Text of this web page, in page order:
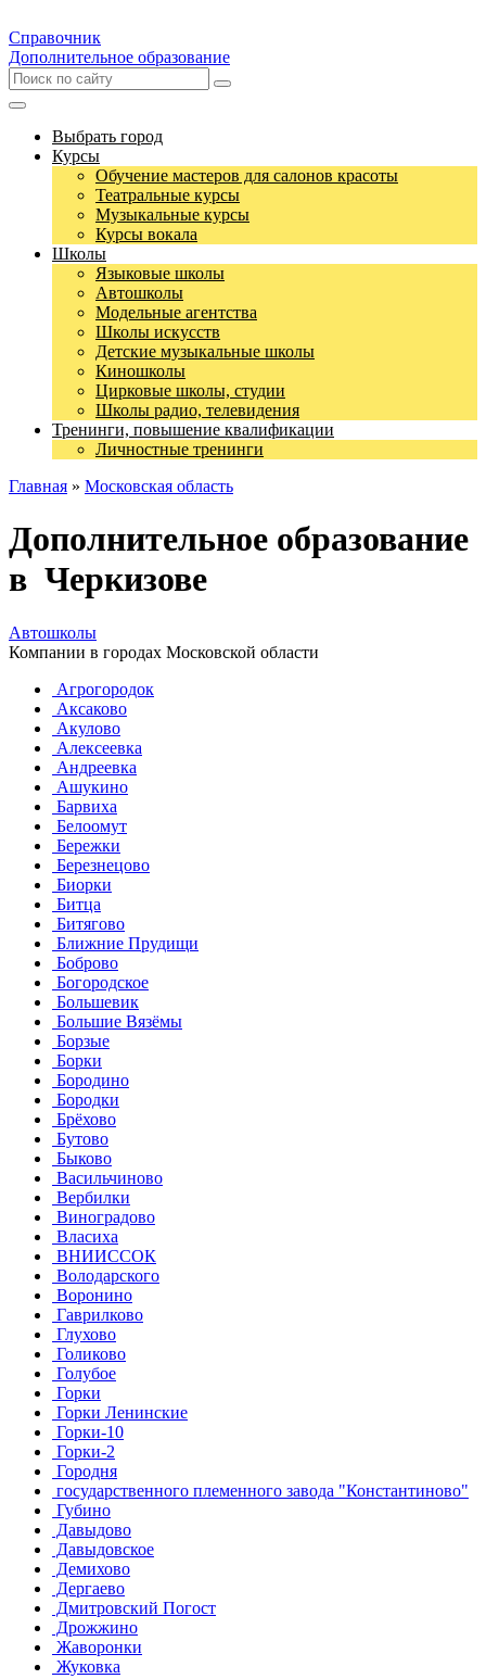
Справочник
Дополнительное образование
Выбрать город
Курсы
Обучение мастеров для салонов красоты
Театральные курсы
Музыкальные курсы
Курсы вокала
Школы
Языковые школы
Автошколы
Модельные агентства
Школы искусств
Детские музыкальные школы
Киношколы
Цирковые школы, студии
Школы радио, телевидения
Тренинги, повышение квалификации
Личностные тренинги
Главная » Московская область
Дополнительное образование
в Черкизове
Автошколы
Компании в городах Московской области
Агрогородок
Аксаково
Акулово
Алексеевка
Андреевка
Ашукино
Барвиха
Белоомут
Бережки
Березнецово
Биорки
Битца
Битягово
Ближние Прудищи
Боброво
Богородское
Большевик
Большие Вязёмы
Борзые
Борки
Бородино
Бородки
Брёхово
Бутово
Быково
Васильчиново
Вербилки
Виноградово
Власиха
ВНИИССОК
Володарского
Воронино
Гаврилково
Глухово
Голиково
Голубое
Горки
Горки Ленинские
Горки-10
Горки-2
Городня
государственного племенного завода "Константиново"
Губино
Давыдово
Давыдовское
Демихово
Дергаево
Дмитровский Погост
Дрожжино
Жаворонки
Жуковка